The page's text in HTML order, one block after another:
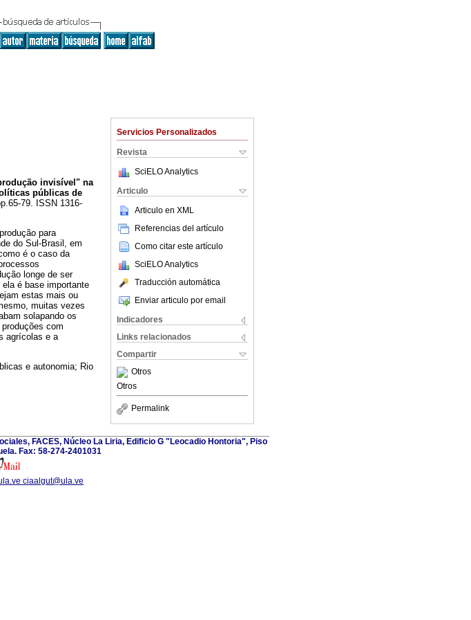
Servicios Personalizados
Revista
SciELO Analytics
Articulo
Articulo en XML
Referencias del artículo
Como citar este artículo
SciELO Analytics
Traducción automática
Enviar articulo por email
Indicadores
Links relacionados
Compartir
Otros
Otros
Permalink
invisível" na
públicas de
79. ISSN 1316-
para
do Sul-Brasil, em
é o caso da
longe de ser
é base importante
estas mais ou
muitas vezes
solapando os
com
agrícolas e a
e autonomia; Rio
FACES, Núcleo La Liria, Edificio G "Leocadio Hontoria", Piso
Fax: 58-274-2401031
ciaalgut@ula.ve